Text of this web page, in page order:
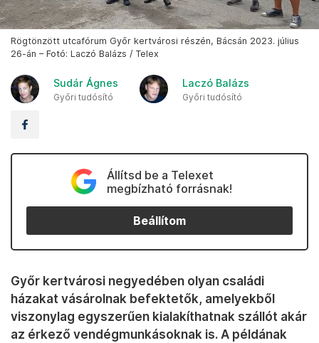
Rögtönzött utcafórum Győr kertvárosi részén, Bácsán 2023. július
26-án – Fotó: Laczó Balázs / Telex
Sudár Ágnes
Győri tudósító
Laczó Balázs
Győri tudósító
Állítsd be a Telexet
megbízható forrásnak!
Beállítom
Győr kertvárosi negyedében olyan családi
házakat vásárolnak befektetők, amelyekből
viszonylag egyszerűen kialakíthatnak szállót akár
az érkező vendégmunkásoknak is. A példának